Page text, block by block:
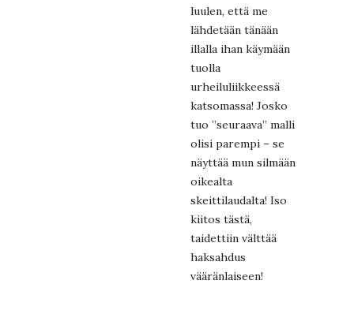
luulen, että me
lähdetään tänään
illalla ihan käymään
tuolla
urheiluliikkeessä
katsomassa! Josko
tuo ”seuraava” malli
olisi parempi – se
näyttää mun silmään
oikealta
skeittilaudalta! Iso
kiitos tästä,
taidettiin välttää
haksahdus
vääränlaiseen!